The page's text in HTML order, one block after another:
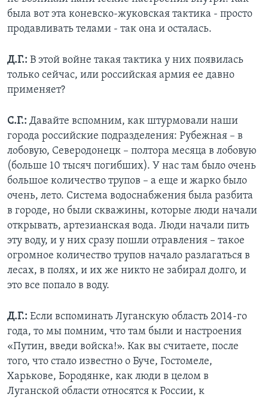
была вот эта коневско-жуковская тактика - просто
продавливать телами - так она и осталась.
Д.Г.: В этой войне такая тактика у них появилась
только сейчас, или российская армия ее давно
применяет?
С.Г.: Давайте вспомним, как штурмовали наши
города российские подразделения: Рубежная – в
лобовую, Северодонецк – полтора месяца в лобовую
(больше 10 тысяч погибших). У нас там было очень
большое количество трупов – а еще и жарко было
очень, лето. Система водоснабжения была разбита
в городе, но были скважины, которые люди начали
открывать, артезианская вода. Люди начали пить
эту воду, и у них сразу пошли отравления – такое
огромное количество трупов начало разлагаться в
лесах, в полях, и их же никто не забирал долго, и
это все попало в воду.
Д.Г.: Если вспоминать Луганскую область 2014-го
года, то мы помним, что там были и настроения
«Путин, введи войска!». Как вы считаете, после
того, что стало известно о Буче, Гостомеле,
Харькове, Бородянке, как люди в целом в
Луганской области относятся к России, к